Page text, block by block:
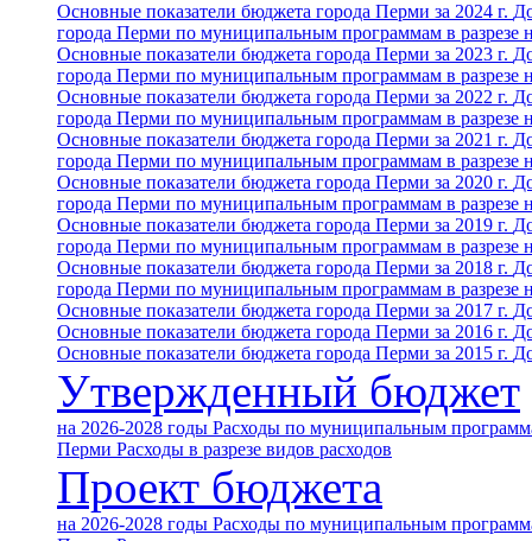
Основные показатели бюджета города Перми за 2024 г.
города Перми по муниципальным программам в разрезе
Основные показатели бюджета города Перми за 2023 г.
города Перми по муниципальным программам в разрезе
Основные показатели бюджета города Перми за 2022 г.
города Перми по муниципальным программам в разрезе
Основные показатели бюджета города Перми за 2021 г.
города Перми по муниципальным программам в разрезе
Основные показатели бюджета города Перми за 2020 г.
города Перми по муниципальным программам в разрезе
Основные показатели бюджета города Перми за 2019 г.
города Перми по муниципальным программам в разрезе
Основные показатели бюджета города Перми за 2018 г.
города Перми по муниципальным программам в разрезе
Основные показатели бюджета города Перми за 2017 г.
Основные показатели бюджета города Перми за 2016 г.
Основные показатели бюджета города Перми за 2015 г.
Утвержденный бюджет
на 2026-2028 годы Расходы по муниципальным
Перми Расходы в разрезе видов расходов
Проект бюджета
на 2026-2028 годы Расходы по муниципальным